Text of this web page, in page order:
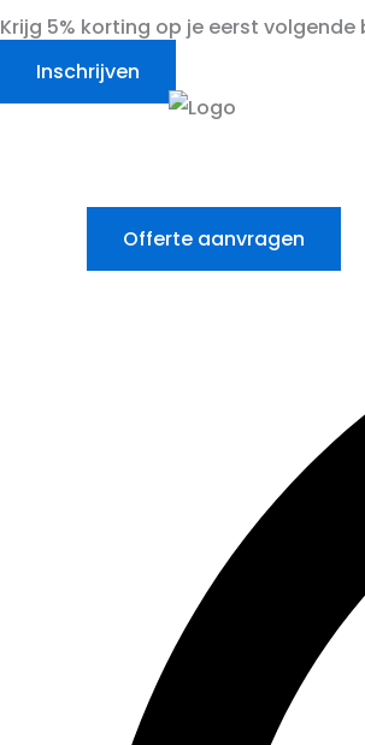
Ga
Krijg 5% korting op je eerst
Inschrijven
Offerte aanvragen